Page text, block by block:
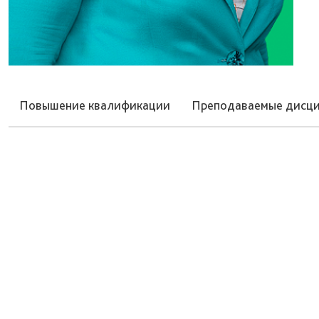
Повышение квалификации Преподаваемые